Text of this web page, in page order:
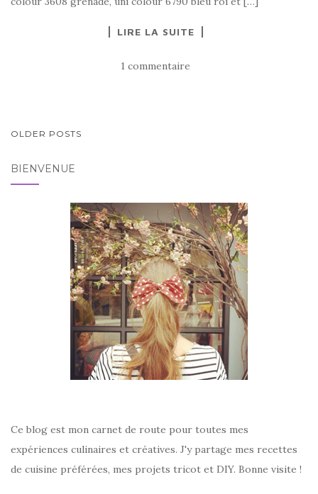
LIRE LA SUITE
1 commentaire
PAGINATION
ARTICLES
OLDER POSTS
BIENVENUE
Ce blog est mon carnet de route pour toutes mes
expériences culinaires et créatives. J'y partage mes recettes
de cuisine préférées, mes projets tricot et DIY. Bonne visite !